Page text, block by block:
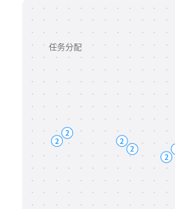
客户案例
支持
帮助中心
知识分享社区